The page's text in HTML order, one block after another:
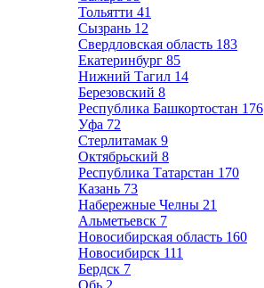
Тольятти 41
Сызрань 12
Свердловская область 183
Екатеринбург 85
Нижний Тагил 14
Березовский 8
Республика Башкортостан 176
Уфа 72
Стерлитамак 9
Октябрьский 8
Республика Татарстан 170
Казань 73
Набережные Челны 21
Альметьевск 7
Новосибирская область 160
Новосибирск 111
Бердск 7
Обь 2